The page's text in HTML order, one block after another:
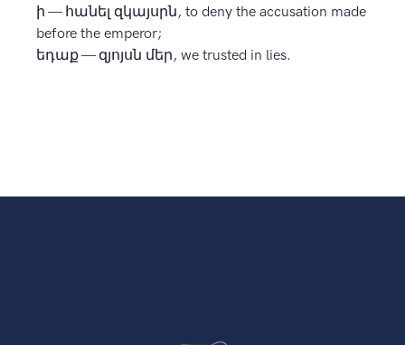
ի — հանել զկայսրն, to deny the accusation made
before the emperor;
եդաք — զյոյսն մեր, we trusted in lies.